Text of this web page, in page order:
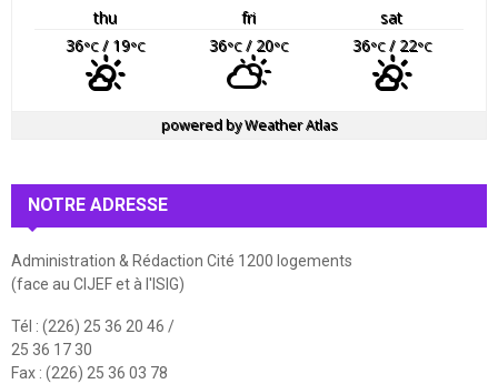
thu fri
sat
36°C/ 19°C 36°C/ 20°C 36°C/ 22°C
powered byWeather Atlas
NOTRE ADRESSE
Administration & Rédaction Cité 1200 logements
(face au CIJEF et à l'ISIG)
Tél : (226) 25 36 20 46 /
25 36 17 30
Fax : (226) 25 36 03 78